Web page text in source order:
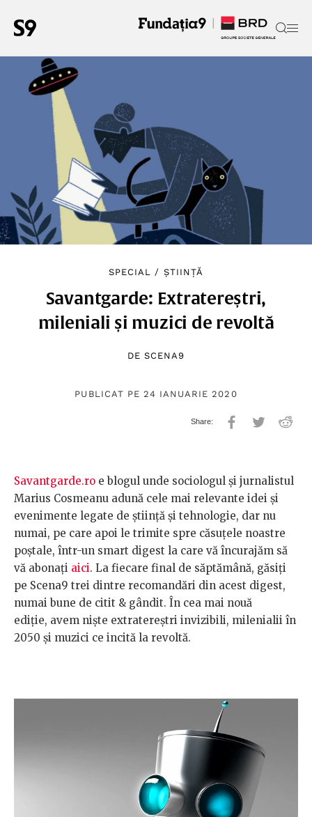
SPECIAL / ȘTIINȚĂ
Savantgarde: Extratereștri,
mileniali și muzici de revoltă
DE SCENA9
PUBLICAT PE 24 IANUARIE 2020
Savantgarde.ro e blogul unde sociologul și jurnalistul
Marius Cosmeanu adună cele mai relevante idei și
evenimente legate de știință și tehnologie, dar nu
numai, pe care apoi le trimite spre căsuțele noastre
poștale, într-un smart digest la care vă încurajăm să
vă abonați aici. La fiecare final de săptămână, găsiți
pe Scena9 trei dintre recomandări din acest digest,
numai bune de citit & gândit. În cea mai nouă
ediție, avem niște extratereștri invizibili, milenialii în
2050 și muzici ce incită la revoltă.